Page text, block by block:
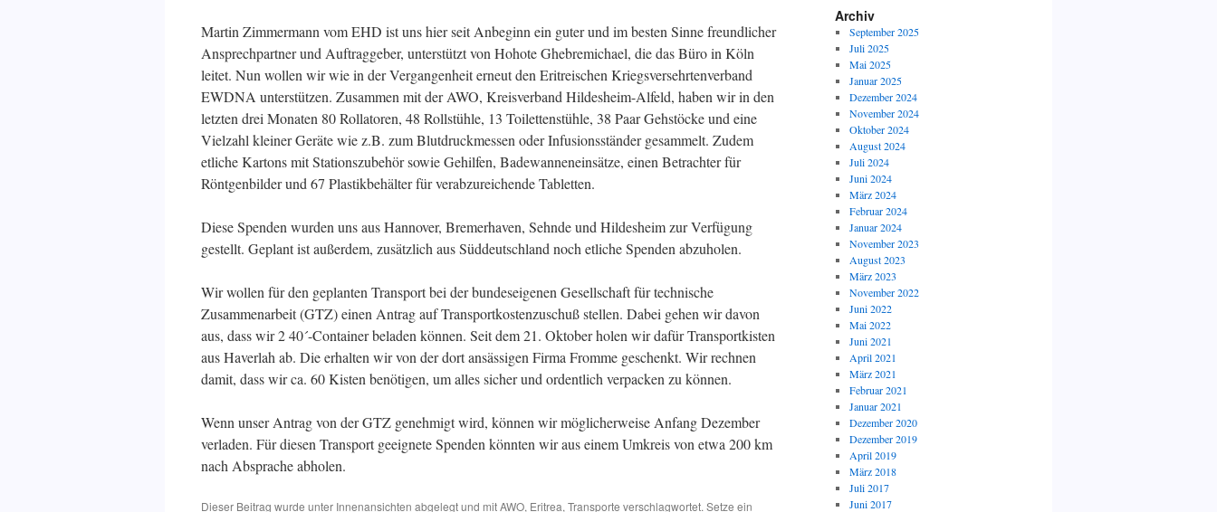
Martin Zimmermann vom EHD ist uns hier seit Anbeginn ein guter und im besten Sinne freundlicher
Ansprechpartner und Auftraggeber, unterstützt von Hohote Ghebremichael, die das Büro in Köln
leitet. Nun wollen wir wie in der Vergangenheit erneut den Eritreischen Kriegsversehrtenverband
EWDNA unterstützen. Zusammen mit der AWO, Kreisverband Hildesheim-Alfeld, haben wir in den
letzten drei Monaten 80 Rollatoren, 48 Rollstühle, 13 Toilettenstühle, 38 Paar Gehstöcke und eine
Vielzahl kleiner Geräte wie z.B. zum Blutdruckmessen oder Infusionsständer gesammelt. Zudem
etliche Kartons mit Stationszubehör sowie Gehilfen, Badewanneneinsätze, einen Betrachter für
Röntgenbilder und 67 Plastikbehälter für verabzureichende Tabletten.
Diese Spenden wurden uns aus Hannover, Bremerhaven, Sehnde und Hildesheim zur Verfügung
gestellt. Geplant ist außerdem, zusätzlich aus Süddeutschland noch etliche Spenden abzuholen.
Wir wollen für den geplanten Transport bei der bundeseigenen Gesellschaft für technische
Zusammenarbeit (GTZ) einen Antrag auf Transportkostenzuschuß stellen. Dabei gehen wir davon
aus, dass wir 2 40´-Container beladen können. Seit dem 21. Oktober holen wir dafür Transportkisten
aus Haverlah ab. Die erhalten wir von der dort ansässigen Firma Fromme geschenkt. Wir rechnen
damit, dass wir ca. 60 Kisten benötigen, um alles sicher und ordentlich verpacken zu können.
Wenn unser Antrag von der GTZ genehmigt wird, können wir möglicherweise Anfang Dezember
verladen. Für diesen Transport geeignete Spenden könnten wir aus einem Umkreis von etwa 200 km
nach Absprache abholen.
Dieser Beitrag wurde unter Innenansichten abgelegt und mitAWO, Eritrea, Transporte verschlagwortet. Setze ein
Archiv
September 2025
Juli 2025
Mai 2025
Januar 2025
Dezember 2024
November 2024
Oktober 2024
August 2024
Juli 2024
Juni 2024
März 2024
Februar 2024
Januar 2024
November 2023
August 2023
März 2023
November 2022
Juni 2022
Mai 2022
Juni 2021
April 2021
März 2021
Februar 2021
Januar 2021
Dezember 2020
Dezember 2019
April 2019
März 2018
Juli 2017
Juni 2017